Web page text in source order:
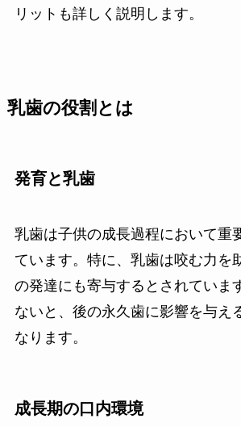
リットも詳しく説明します。
乳歯の役割とは
発育と乳歯
乳歯は子供の成長過程において重
ています。特に、乳歯は咬む力を
の発達にも寄与するとされていま
ないと、後の永久歯に影響を与え
なります。
成長期の口内環境